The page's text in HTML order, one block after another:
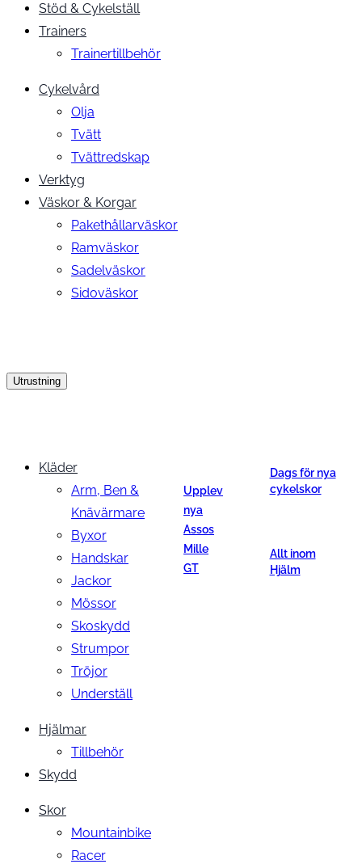
Stöd & Cykelställ
Trainers
Trainertillbehör
Cykelvård
Olja
Tvätt
Tvättredskap
Verktyg
Väskor & Korgar
Pakethållarväskor
Ramväskor
Sadelväskor
Sidoväskor
Utrustning
Kläder
Arm, Ben &
Knävärmare
Byxor
Handskar
Jackor
Mössor
Skoskydd
Strumpor
Tröjor
Underställ
Hjälmar
Tillbehör
Skydd
Skor
Mountainbike
Racer
Upplev
nya
Assos
Mille
GT
Dags för nya
cykelskor
Allt inom
Hjälm